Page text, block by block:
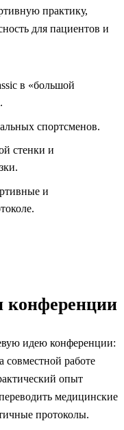
практику,
для пациентов и
в «большой
спортсменов.
стенки и
и
конференции
идею конференции:
совместной работе
опыт
медицинские
протоколы.